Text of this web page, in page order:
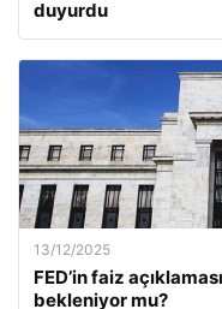
duyurdu
13/12/2025
FED’in faiz
bekleniyor mu?